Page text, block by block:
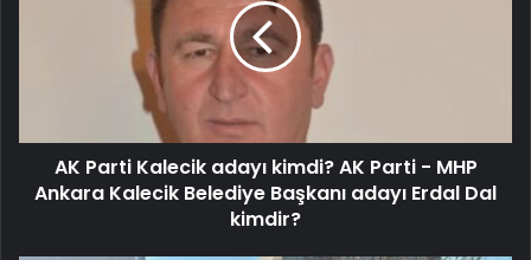
AK Parti Kalecik adayı kimdi? AK Parti - MHP
Ankara Kalecik Belediye Başkanı adayı Erdal Dal
kimdir?